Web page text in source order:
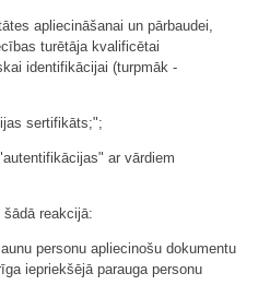
apliecināšanai un pārbaudei,
turētāja kvalificētai
identifikācijai (turpmāk -
sertifikāts;";
ar vārdiem
reakcijā:
personu apliecinošu dokumentu
iepriekšējā parauga personu